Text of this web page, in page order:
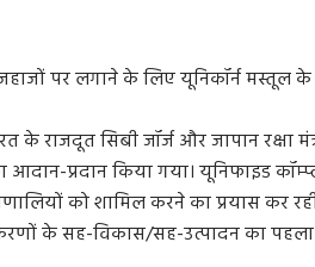
पर लगाने के लिए यूनिकॉर्न
के राजदूत सिबी जॉर्ज और जापान
आदान-प्रदान किया गया। यूनिफाइड
को शामिल करने का प्रयास कर
के सह-विकास/सह-उत्पादन का